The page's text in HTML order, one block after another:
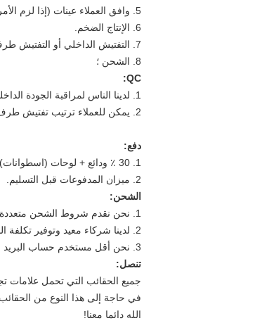
5. وافق العملاء عينات (إذا لزم الأمر) ؛
6. الإنتاج الضخم.
7. التفتيش الداخلي أو التفتيش طرف ثالث.
8. الشحن ؛
QC:
1. لدينا الناس لمراقبة الجودة الداخلية والأدوات المتخصصة لفحص الحقائب قبل التعبئة أو الشحن وضمان الجودة العالية؛
2. يمكن للعملاء ترتيب تفتيش طرف ثالث قبل الشحن ؛
دفع:
1. 30 ٪ ودائع + لوحات (اسطوانات) التكلفة ؛
2. ميزان المدفوعات قبل التسليم.
الشحن:
1. نحن نقدم شروط الشحن متعددة مثل المصنع السابقين ، فوب ، cif / كنف ؛
2. لدينا شركاء معيد وتوفير تكلفة الشحن منخفضة جدا.
3. نحن أقل مستخدم حساب البريد السريع وتقديم تسليم سريع للغاية: فيديكس ، دي إتش إل ، يو بي إس ، تي ان تي.
تنصل:
جميع الحقائب التي تحمل علامات
في حاجة إلى هذا النوع من
الله دائما معنا!